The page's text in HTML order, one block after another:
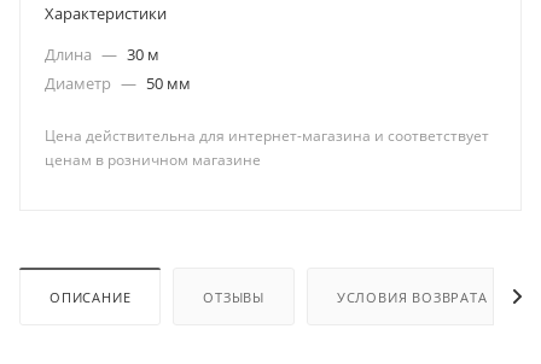
Характеристики
Длина — 30 м
Диаметр — 50 мм
Цена действительна для интернет-магазина и соответствует
ценам в розничном магазине
ОПИСАНИЕ ОТЗЫВЫ УСЛОВИЯ ВОЗВРАТА